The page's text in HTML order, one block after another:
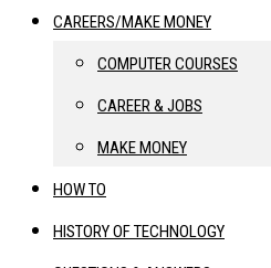
CAREERS/MAKE MONEY
COMPUTER COURSES
CAREER & JOBS
MAKE MONEY
HOW TO
HISTORY OF TECHNOLOGY